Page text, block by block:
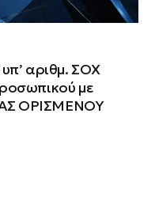
αριθμ. ΣΟΧ
με
ΟΡΙΣΜΕΝΟΥ